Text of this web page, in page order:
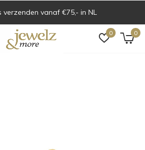
0 0
verzenden vanaf €75,- in NL